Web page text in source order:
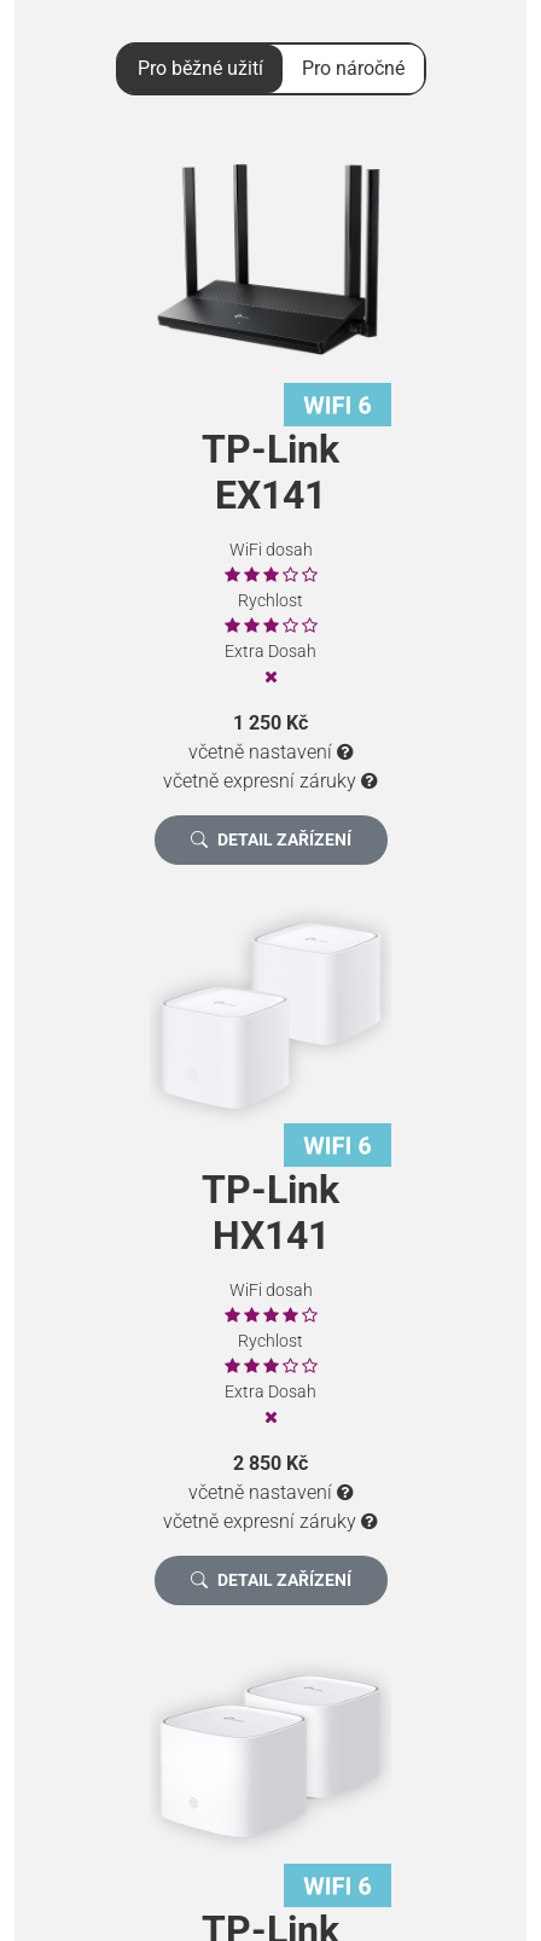
Pro běžné užití Pro náročné
TP-Link
EX141
WiFi dosah
Rychlost
Extra Dosah
1 250 Kč
včetně nastavení
včetně expresní záruky
DETAIL ZAŘÍZENÍ
TP-Link
HX141
WiFi dosah
Rychlost
Extra Dosah
2 850 Kč
včetně nastavení
včetně expresní záruky
DETAIL ZAŘÍZENÍ
TP-Link